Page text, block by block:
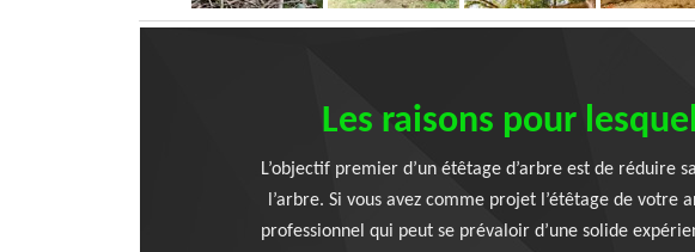
Les raisons pour
L’objectif premier d’un étêtage d’arbre est de réduire
l’arbre. Si vous avez comme projet l’étêtage de
professionnel qui peut se prévaloir d’une solide